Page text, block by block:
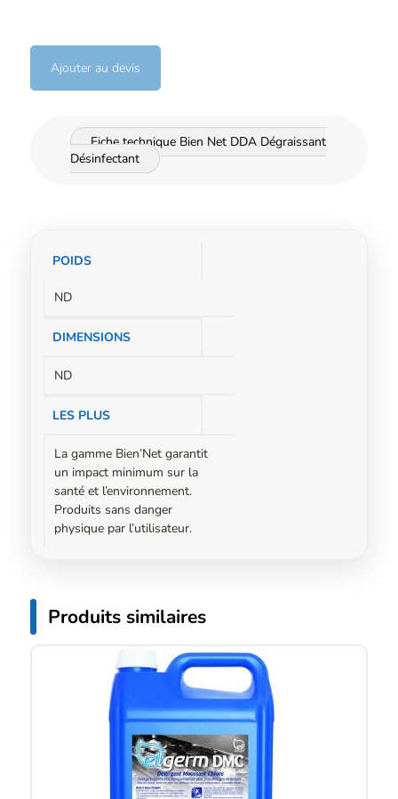
Ajouter au devis
Fiche technique Bien Net DDA Dégraissant
Désinfectant
Informations
POIDS
ND
DIMENSIONS
ND
LES PLUS
La gamme Bien’Net garantit
un impact minimum sur la
santé et l’environnement.
Produits sans danger
physique par l’utilisateur.
Produits similaires